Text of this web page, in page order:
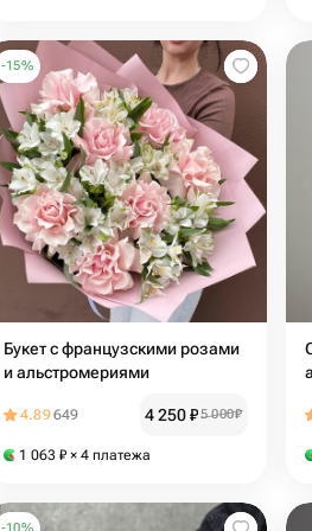
-15%
Букет с французскими розами
и альстромериями
4.89649 4 250₽5 000₽
1 063 ₽ × 4 платежа